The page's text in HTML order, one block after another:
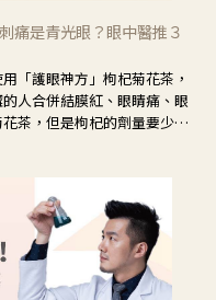
痛是青光眼？眼中醫推３
「護眼神方」枸杞菊花茶，
人合併結膜紅、眼睛痛、眼
茶，但是枸杞的劑量要少，
的眼睛乾澀，結膜沒有紅，
」，就可以使用枸杞、蓮
就更顯著。